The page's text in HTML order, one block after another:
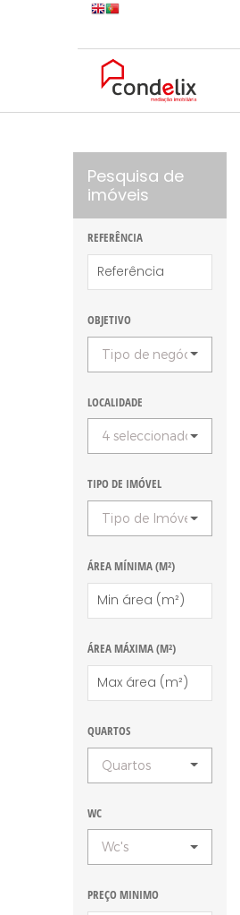
Pesquisa de
imóveis
REFERÊNCIA
OBJETIVO
Tipo de negócio
LOCALIDADE
4 seleccionados
TIPO DE IMÓVEL
Tipo de Imóvel
ÁREA MÍNIMA (M²)
ÁREA MÁXIMA (M²)
QUARTOS
Quartos
WC
Wc's
PREÇO MINIMO